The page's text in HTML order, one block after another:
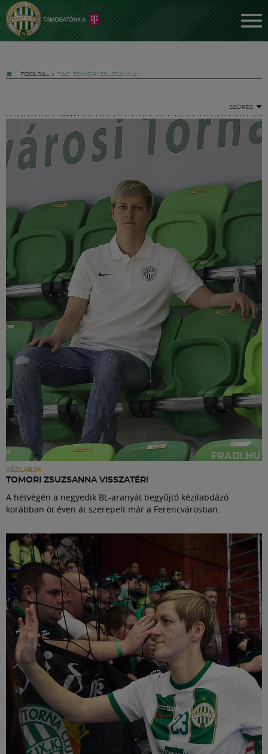
FŐOLDAL » TAG: TOMORI ZSUZSANNA
SZŰRÉS
KÉZILABDA
TOMORI ZSUZSANNA VISSZATÉR!
A hétvégén a negyedik BL-aranyát begyűjtő kézilabdázó
korábban öt éven át szerepelt már a Ferencvárosban.
Jegyek
FM YouTube +
Hírek
Labdarúgás
Szakosztályok
Meccscenter
Klub
Szolgáltatások
Shop
Közösség
Múzeum
English